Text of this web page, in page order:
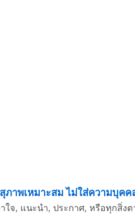
าพเหมาะสม ไม่ใส่ความบุค
จ, แนะนำ, ประกาศ, หรือทุกสิ่ง